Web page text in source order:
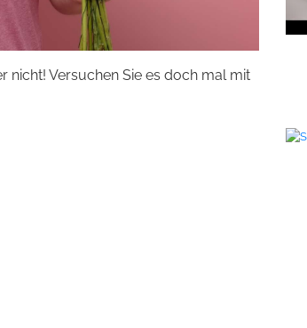
nicht! Versuchen Sie es doch mal mit